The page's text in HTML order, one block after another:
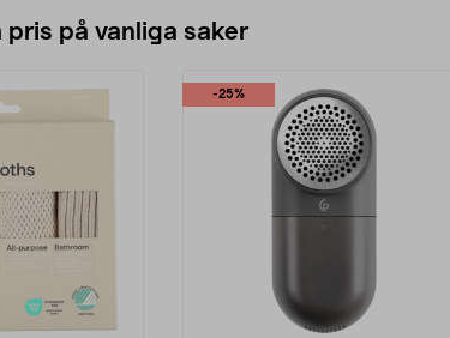
pris på vanliga saker
-25%